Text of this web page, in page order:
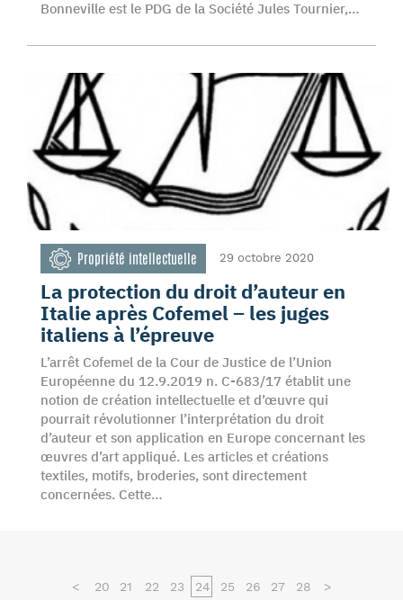
Bonneville est le PDG de la Société Jules Tournier,…
Propriété intellectuelle 29 octobre 2020
La protection du droit d’auteur en
Italie après Cofemel – les juges
italiens à l’épreuve
L’arrêt Cofemel de la Cour de Justice de l’Union
Européenne du 12.9.2019 n. C-683/17 établit une
notion de création intellectuelle et d’œuvre qui
pourrait révolutionner l’interprétation du droit
d’auteur et son application en Europe concernant les
œuvres d’art appliqué. Les articles et créations
textiles, motifs, broderies, sont directement
concernées. Cette…
< 20 21 22 23 24 25 26 27 28 >